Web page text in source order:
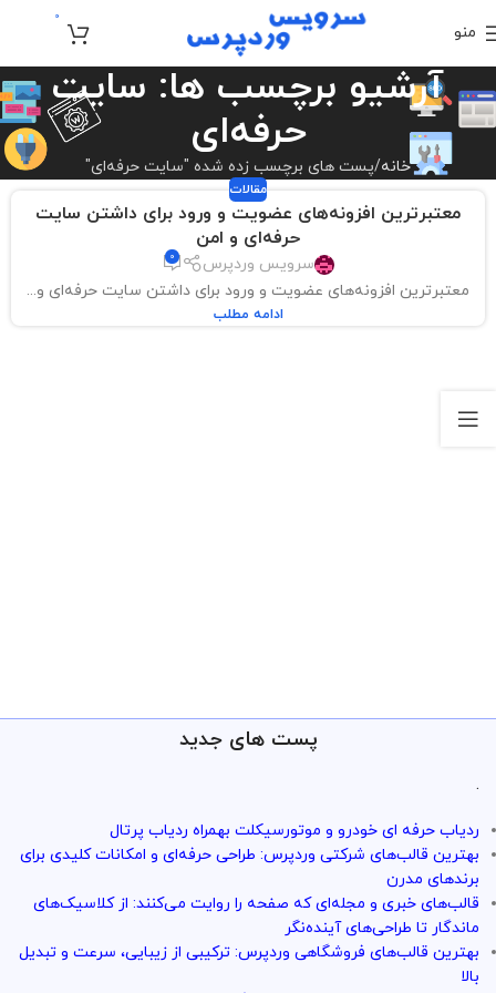
منو
0
آرشیو برچسب ها: سایت
حرفه‌ای
خانه پست های برچسب زده شده "سایت حرفه‌ای"
مقالات
معتبرترین افزونه‌های عضویت و ورود برای داشتن سایت
حرفه‌ای و امن
سرویس وردپرس 0
معتبرترین افزونه‌های عضویت و ورود برای داشتن سایت حرفه‌ای و...
ادامه مطلب
پست های جدید
.
ردیاب حرفه ای خودرو و موتورسیکلت بهمراه ردیاب پرتال
بهترین قالب‌های شرکتی وردپرس: طراحی حرفه‌ای و امکانات کلیدی برای
برندهای مدرن
قالب‌های خبری و مجله‌ای که صفحه را روایت می‌کنند: از کلاسیک‌های
ماندگار تا طراحی‌های آینده‌نگر
بهترین قالب‌های فروشگاهی وردپرس: ترکیبی از زیبایی، سرعت و تبدیل
بالا